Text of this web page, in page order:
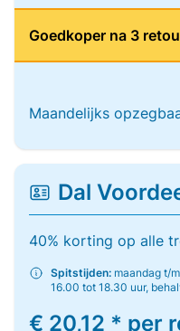
Goedkoper na 3
Maandelijks
Dal
40% korting op alle
Spitstijden: maandag t/
16.00 tot 18.30 uur,
€ 20,12 * per